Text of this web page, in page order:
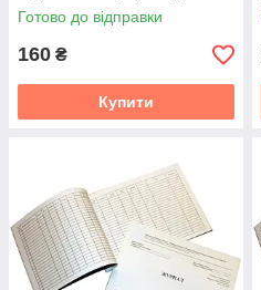
Готово до відправки
160 ₴
Купити